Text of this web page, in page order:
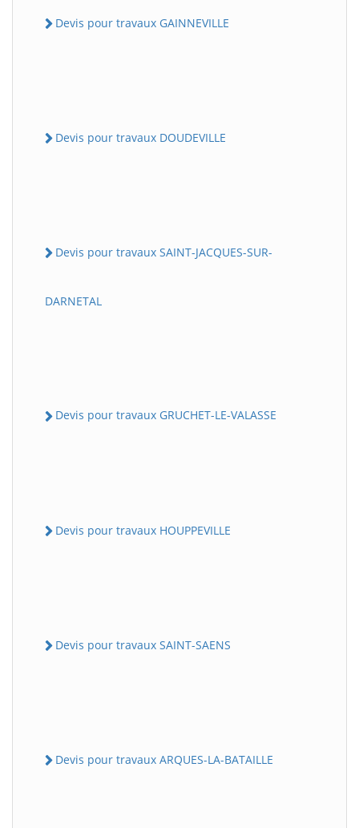
Devis pour travaux GAINNEVILLE
Devis pour travaux DOUDEVILLE
Devis pour travaux SAINT-JACQUES-SUR-
DARNETAL
Devis pour travaux GRUCHET-LE-VALASSE
Devis pour travaux HOUPPEVILLE
Devis pour travaux SAINT-SAENS
Devis pour travaux ARQUES-LA-BATAILLE